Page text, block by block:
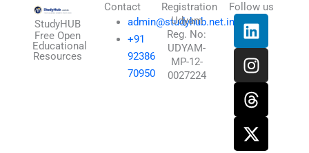
StudyHUB
Free Open
Educational
Resources
Contact
admin@studyhub.net.in
+91
92386
70950
Registration
Udyam
Reg. No:
UDYAM-
MP-12-
0027224
Follow us
L
i
n
k
e
d
i
n
I
n
s
t
a
g
r
a
T
h
r
e
a
d
s
X
-
t
w
i
t
t
e